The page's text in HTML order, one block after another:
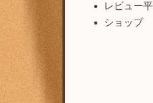
レビュー
ショッ